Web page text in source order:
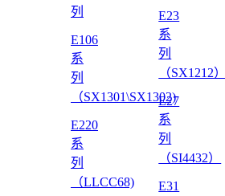
列
E106
系
列
（SX1301\SX1302)
E220
系
列
（LLCC68)
E23
系
列
（SX1212）
E27
系
列
（SI4432）
E31